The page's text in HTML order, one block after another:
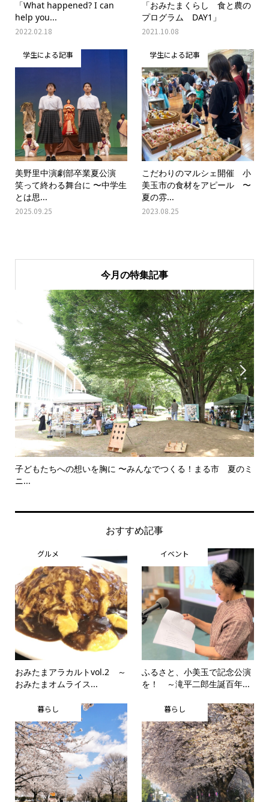
「What happened? I can
help you...
2022.02.18
「おみたまくらし 食と農の
プログラム DAY1」
2021.10.08
学生による記事
美野里中演劇部卒業夏公演
笑って終わる舞台に 〜中学生
とは思...
2025.09.25
学生による記事
こだわりのマルシェ開催 小
美玉市の食材をアピール 〜
夏の雰...
2023.08.25
今月の特集記事

子どもたちへの想いを胸に 〜みんなでつくる！まる市 夏のミ
ニ...

おすすめ記事
グルメ
おみたまアラカルトvol.2 ～
おみたまオムライス...
イベント
ふるさと、小美玉で記念公演
を！ ～滝平二郎生誕百年...
暮らし 暮らし